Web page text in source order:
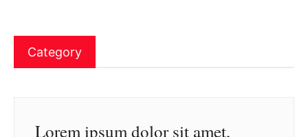
Category
Lorem ipsum dolor sit amet,